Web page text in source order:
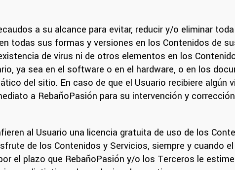
a su alcance para evitar, reducir y/o eliminar
todas sus formas y versiones en los Contenidos de
de virus ni de otros elementos en los
ya sea en el software o en el hardware, o en los
del sitio. En caso de que el Usuario recibiere algún
a RebañoPasión para su intervención y
al Usuario una licencia gratuita de uso de los
de los Contenidos y Servicios, siempre y cuando
el plazo que RebañoPasión y/o los Terceros le